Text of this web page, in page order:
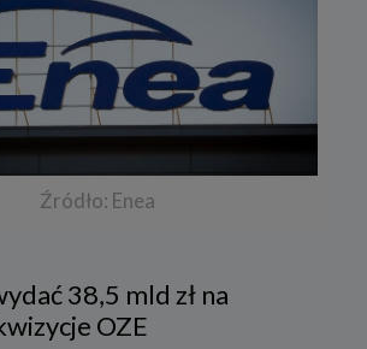
Źródło: Enea
38,5 mld zł na
OZE